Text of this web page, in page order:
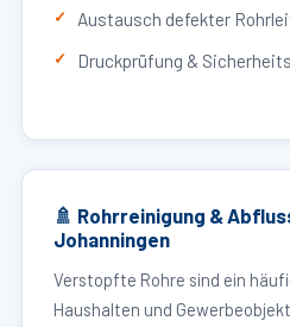
Austausch defekter
Druckprüfung &
🚿 Rohrreinigung &
Johanningen
Verstopfte Rohre sind ein
Haushalten und